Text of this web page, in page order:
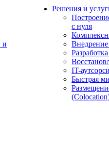
и
Решения и
с нуля
Внедрение
IT-
Быстрая